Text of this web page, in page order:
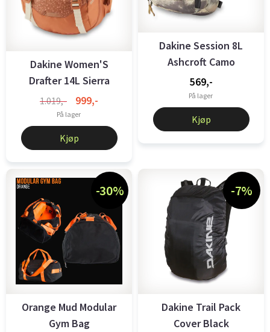
Dakine Women'S
Drafter 14L Sierra
Fossil
1.019,- 999,-
På lager
Kjøp
Dakine Session 8L
Ashcroft Camo
569,-
På lager
Kjøp
-30%
Orange Mud Modular
Gym Bag
-7%
Dakine Trail Pack
Cover Black